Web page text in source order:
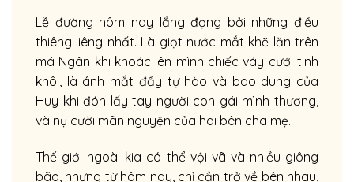
Lễ đường hôm nay lắng đọng bởi những điều
thiêng liêng nhất. Là giọt nước mắt khẽ lăn trên
má Ngân khi khoác lên mình chiếc váy cưới tinh
khôi, là ánh mắt đầy tự hào và bao dung của
Huy khi đón lấy tay người con gái mình thương,
và nụ cười mãn nguyện của hai bên cha mẹ.
Thế giới ngoài kia có thể vội vã và nhiều giông
bão, nhưng từ hôm nay, chỉ cần trở về bên nhau,